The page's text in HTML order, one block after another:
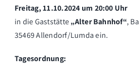
Freitag, 11.10.2024 um 20:00 Uhr
in die Gaststätte„Alter Bahnhof“,
35469 Allendorf/Lumda ein.
Tagesordnung: